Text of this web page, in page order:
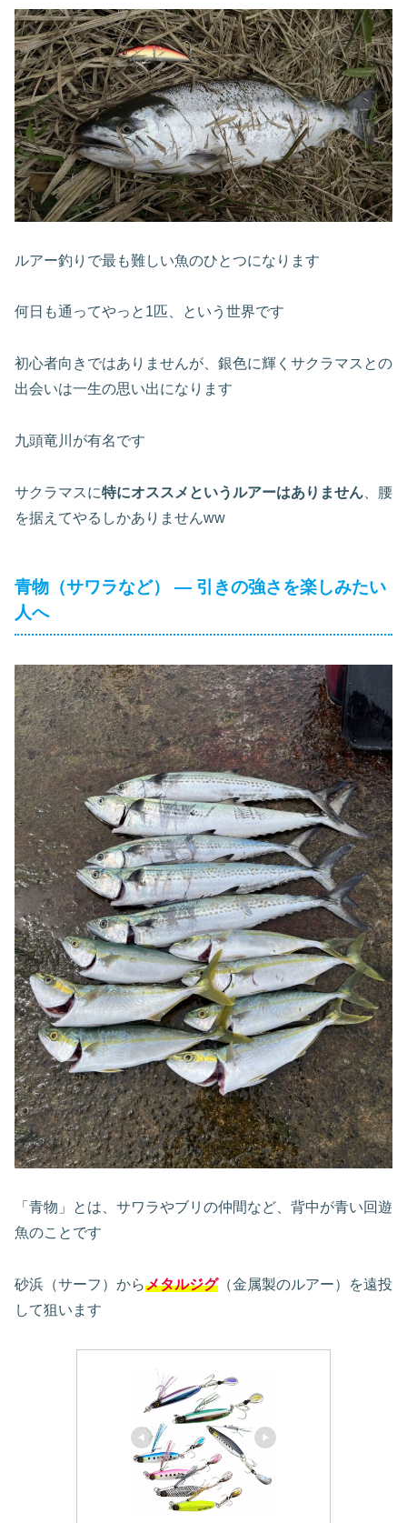
ルアー釣りで最も難しい魚のひとつになります
何日も通ってやっと1匹、という世界です
初心者向きではありませんが、銀色に輝くサクラマスとの
出会いは一生の思い出になります
九頭竜川が有名です
サクラマスに特にオススメというルアーはありません 、腰
を据えてやるしかありませんww
青物（サワラなど） ― 引きの強さを楽しみたい
人へ
「青物」とは、サワラやブリの仲間など、背中が青い回遊
魚のことです
砂浜（サーフ）からメタルジグ（金属製のルアー）を遠投
して狙います